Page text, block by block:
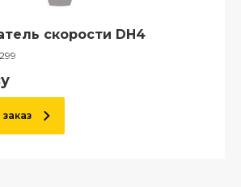
скорости DH4